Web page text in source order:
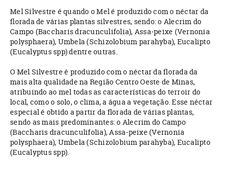
Mel Silvestre é quando o Mel é produzido com o néctar da
florada de várias plantas silvestres, sendo: o Alecrim do
Campo (Baccharis dracunculifolia), Assa-peixe (Vernonia
polysphaera), Umbela (Schizolobium parahyba), Eucalipto
(Eucalyptus spp) dentre outras.
O Mel Silvestre é produzido com o néctar da florada da
mais alta qualidade na Região Centro Oeste de Minas,
atribuindo ao mel todas as características do terroir do
local, como o solo, o clima, a água a vegetação. Esse néctar
especial é obtido a partir da florada de várias plantas,
sendo as mais predominantes: o Alecrim do Campo
(Baccharis dracunculifolia), Assa-peixe (Vernonia
polysphaera), Umbela (Schizolobium parahyba), Eucalipto
(Eucalyptus spp).